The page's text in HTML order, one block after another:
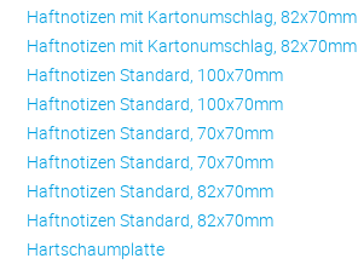
Haftnotizen mit Kartonumschlag, 82x70mm
Haftnotizen mit Kartonumschlag, 82x70mm
Haftnotizen Standard, 100x70mm
Haftnotizen Standard, 100x70mm
Haftnotizen Standard, 70x70mm
Haftnotizen Standard, 70x70mm
Haftnotizen Standard, 82x70mm
Haftnotizen Standard, 82x70mm
Hartschaumplatte